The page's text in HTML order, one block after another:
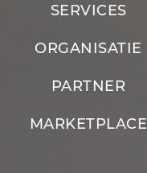
SERVICES
ORGANISATIE
PARTNER
MARKETPLACE